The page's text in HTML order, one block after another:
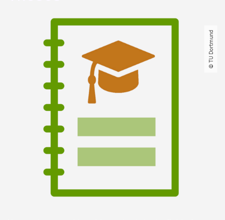
© TU Dortmund